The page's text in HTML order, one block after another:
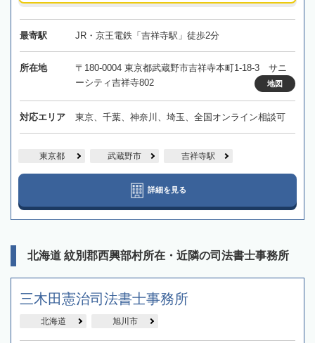
最寄駅 JR・京王電鉄「吉祥寺駅」徒歩2分
所在地
〒180-0004 東京都武蔵野市吉祥寺本町1-18-3 サニ
ーシティ吉祥寺802
地図
対応エリア 東京、千葉、神奈川、埼玉、全国オンライン相談可
東京都 武蔵野市 吉祥寺駅
詳細を見る
北海道 紋別郡西興部村所在・近隣の司法書士事務所
三木田憲治司法書士事務所
北海道 旭川市